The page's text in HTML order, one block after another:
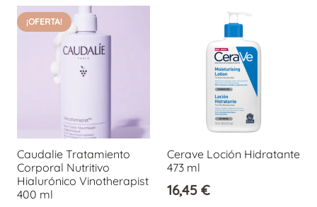
¡OFERTA!
Caudalie Tratamiento
Corporal Nutritivo
Hialurónico Vinotherapist
400 ml
Cerave Loción Hidratante
473 ml
16,45 €